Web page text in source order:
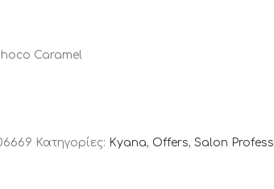
Caramel
Κατηγορίες: Kyana, Offers, Salon